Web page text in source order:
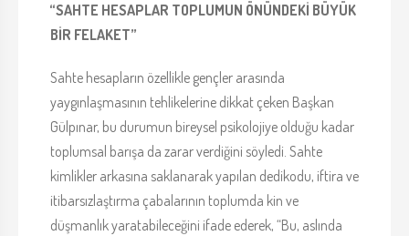
“SAHTE HESAPLAR TOPLUMUN ÖNÜNDEKİ BÜYÜK
BİR FELAKET”
Sahte hesapların özellikle gençler arasında
yaygınlaşmasının tehlikelerine dikkat çeken Başkan
Gülpınar, bu durumun bireysel psikolojiye olduğu kadar
toplumsal barışa da zarar verdiğini söyledi. Sahte
kimlikler arkasına saklanarak yapılan dedikodu, iftira ve
itibarsızlaştırma çabalarının toplumda kin ve
düşmanlık yaratabileceğini ifade ederek, “Bu, aslında